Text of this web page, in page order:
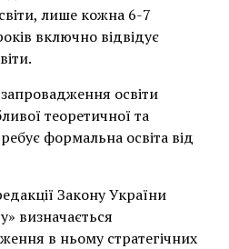
лише кожна 6-7
включно відвідує
освіти
теоретичної та
формальна освіта від
Закону України
визначається
в ньому стратегічних